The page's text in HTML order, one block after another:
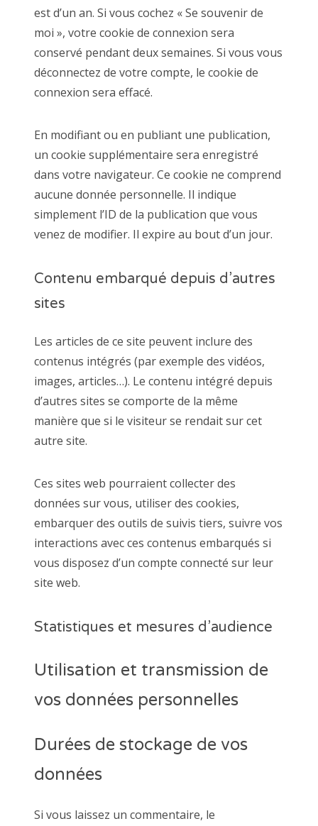
est d’un an. Si vous cochez « Se souvenir de
moi », votre cookie de connexion sera
conservé pendant deux semaines. Si vous vous
déconnectez de votre compte, le cookie de
connexion sera effacé.
En modifiant ou en publiant une publication,
un cookie supplémentaire sera enregistré
dans votre navigateur. Ce cookie ne comprend
aucune donnée personnelle. Il indique
simplement l’ID de la publication que vous
venez de modifier. Il expire au bout d’un jour.
Contenu embarqué depuis d’autres
sites
Les articles de ce site peuvent inclure des
contenus intégrés (par exemple des vidéos,
images, articles…). Le contenu intégré depuis
d’autres sites se comporte de la même
manière que si le visiteur se rendait sur cet
autre site.
Ces sites web pourraient collecter des
données sur vous, utiliser des cookies,
embarquer des outils de suivis tiers, suivre vos
interactions avec ces contenus embarqués si
vous disposez d’un compte connecté sur leur
site web.
Statistiques et mesures d’audience
Utilisation et transmission de
vos données personnelles
Durées de stockage de vos
données
Si vous laissez un commentaire, le